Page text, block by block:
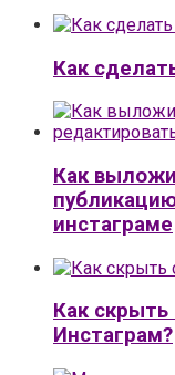
Как
Как
инстаграме
Как скрыть
Инстаграм?